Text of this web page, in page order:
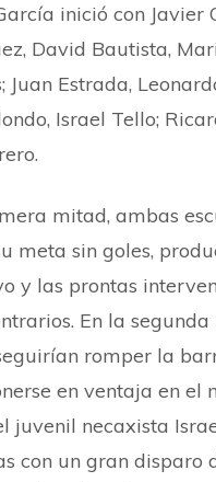
inició con Javier
David Bautista,
Juan Estrada,
Israel Tello;
mitad, ambas
meta sin goles,
y las prontas
En la segunda
romper la
en ventaja en el
juvenil necaxista
con un gran disparo